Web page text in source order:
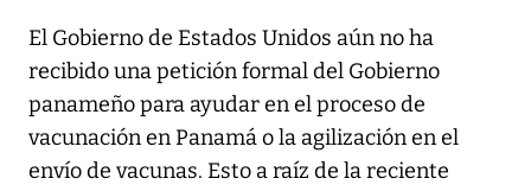
El Gobierno de Estados Unidos aún no ha
recibido una petición formal del Gobierno
panameño para ayudar en el proceso de
vacunación en Panamá o la agilización en el
envío de vacunas. Esto a raíz de la reciente